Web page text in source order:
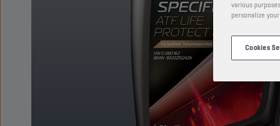
various
personalize
Cookies